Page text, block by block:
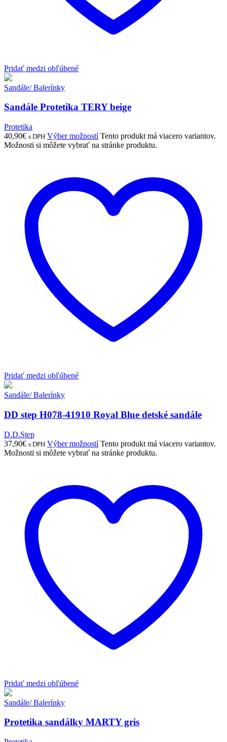
Pridať medzi obľúbené
Sandále/ Balerínky
Sandále Protetika TERY beige
Protetika
40,90€ s DPH Výber možností Tento produkt má viacero variantov.
Možnosti si môžete vybrať na stránke produktu.
Pridať medzi obľúbené
Sandále/ Balerínky
DD step H078-41910 Royal Blue detské sandále
D.D.Step
37,90€ s DPH Výber možností Tento produkt má viacero variantov.
Možnosti si môžete vybrať na stránke produktu.
Pridať medzi obľúbené
Sandále/ Balerínky
Protetika sandálky MARTY gris